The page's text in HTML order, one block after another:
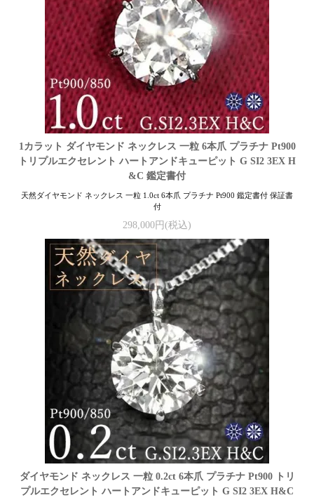
1カラット ダイヤモンド ネックレス 一粒 6本爪 プラチナ Pt900
トリプルエクセレント ハートアンドキューピット G SI2 3EX H
&C 鑑定書付
天然ダイヤモンド ネックレス 一粒 1.0ct 6本爪 プラチナ Pt900 鑑定書付 保証書
付
298,000円(税込)
ダイヤモンド ネックレス 一粒 0.2ct 6本爪 プラチナ Pt900 トリ
プルエクセレント ハートアンドキューピット G SI2 3EX H&C